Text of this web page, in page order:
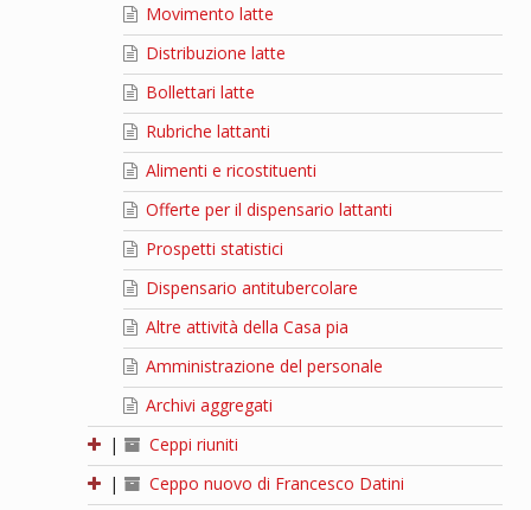
Movimento latte
Distribuzione latte
Bollettari latte
Rubriche lattanti
Alimenti e ricostituenti
Offerte per il dispensario lattanti
Prospetti statistici
Dispensario antitubercolare
Altre attività della Casa pia
Amministrazione del personale
Archivi aggregati
|
Ceppi riuniti
|
Ceppo nuovo di Francesco Datini